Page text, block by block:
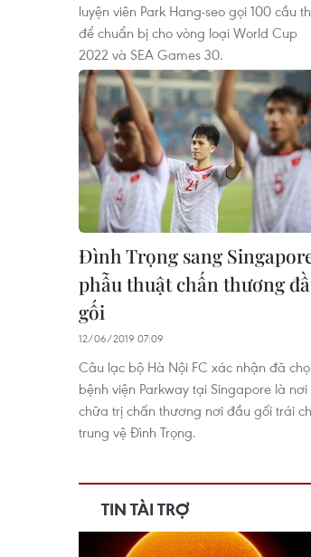
luyện viên Park Hang-seo gọi 100 cầu
để chuẩn bị cho vòng loại World Cup
2022 và SEA Games 30.
Đình Trọng sang
phẫu thuật chấn thương
gối
12/06/2019 07:09
Câu lạc bộ Hà Nội FC xác nhận đã
bệnh viện Parkway tại Singapore là nơi
chữa trị chấn thương nơi đầu gối trái
trung vệ Đình Trọng.